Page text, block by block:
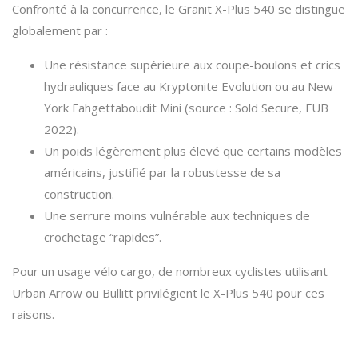
Confronté à la concurrence, le Granit X-Plus 540 se distingue
globalement par :
Une résistance supérieure aux coupe-boulons et crics
hydrauliques face au Kryptonite Evolution ou au New
York Fahgettaboudit Mini (source : Sold Secure, FUB
2022).
Un poids légèrement plus élevé que certains modèles
américains, justifié par la robustesse de sa
construction.
Une serrure moins vulnérable aux techniques de
crochetage “rapides”.
Pour un usage vélo cargo, de nombreux cyclistes utilisant
Urban Arrow ou Bullitt privilégient le X-Plus 540 pour ces
raisons.